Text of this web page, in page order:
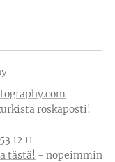
roskaposti!
12 11
tästä! - nopeimmin